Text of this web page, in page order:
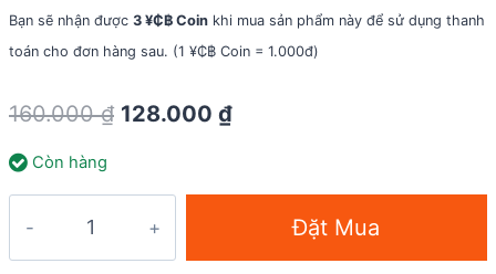
Bạn sẽ nhận được 3 ¥₵฿ Coin khi mua sản phẩm này để sử dụng thanh
toán cho đơn hàng sau. (1 ¥₵฿ Coin = 1.000đ)
160.000₫ Original
160.000 ₫.
128.000 ₫Current
Còn hàng
Đặt Mua